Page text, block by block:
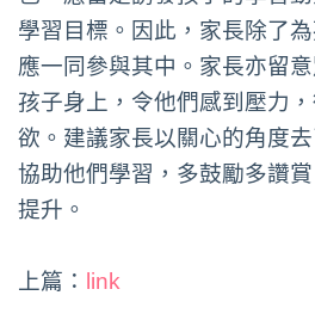
學習目標。因此，家長除了
應一同參與其中。家長亦留
孩子身上，令他們感到壓力
欲。建議家長以關心的角度
協助他們學習，多鼓勵多讚
提升。
上篇： link